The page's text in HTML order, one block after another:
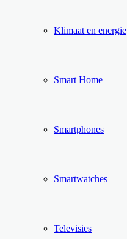
Klimaat en energie
Smart Home
Smartphones
Smartwatches
Televisies